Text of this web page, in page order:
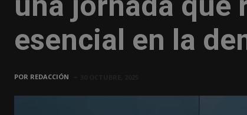
esencial en la
POR REDACCIÓN